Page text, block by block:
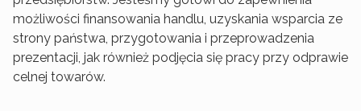
możliwości finansowania handlu, uzyskania wsparcia ze
strony państwa, przygotowania i przeprowadzenia
prezentacji, jak również podjęcia się pracy przy odprawie
celnej towarów.